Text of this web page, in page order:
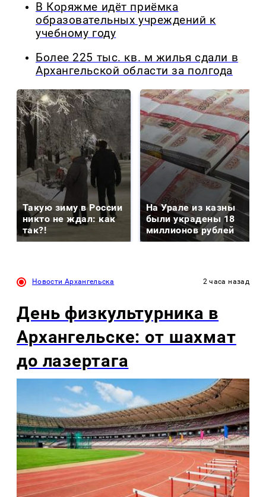
В Коряжме идёт приёмка
образовательных учреждений к
учебному году
Более 225 тыс. кв. м жилья сдали в
Архангельской области за полгода
Такую зиму в России
никто не ждал: как
так?!
На Урале из казны
были украдены 18
миллионов рублей
Новости Архангельска 2 часа назад
День физкультурника в
Архангельске: от шахмат
до лазертага